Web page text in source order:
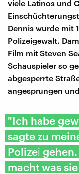
viele Latinos und
Dennis wurde mit
Polizeigewalt.
Film mit Steven
Schauspieler so
abgesperrte
angesprungen
"Ich habe
sagte zu
Polizei
macht was